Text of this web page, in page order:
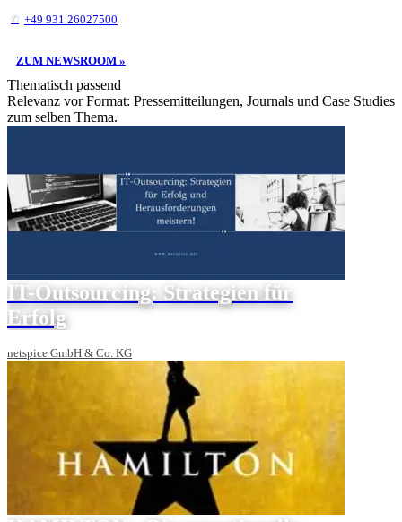
+49 931 26027500
ZUM NEWSROOM »
Thematisch passend
Relevanz vor Format: Pressemitteilungen, Journals und Case Studies
zum selben Thema.
IT-Outsourcing: Strategien für
Erfolg
netspice GmbH & Co. KG